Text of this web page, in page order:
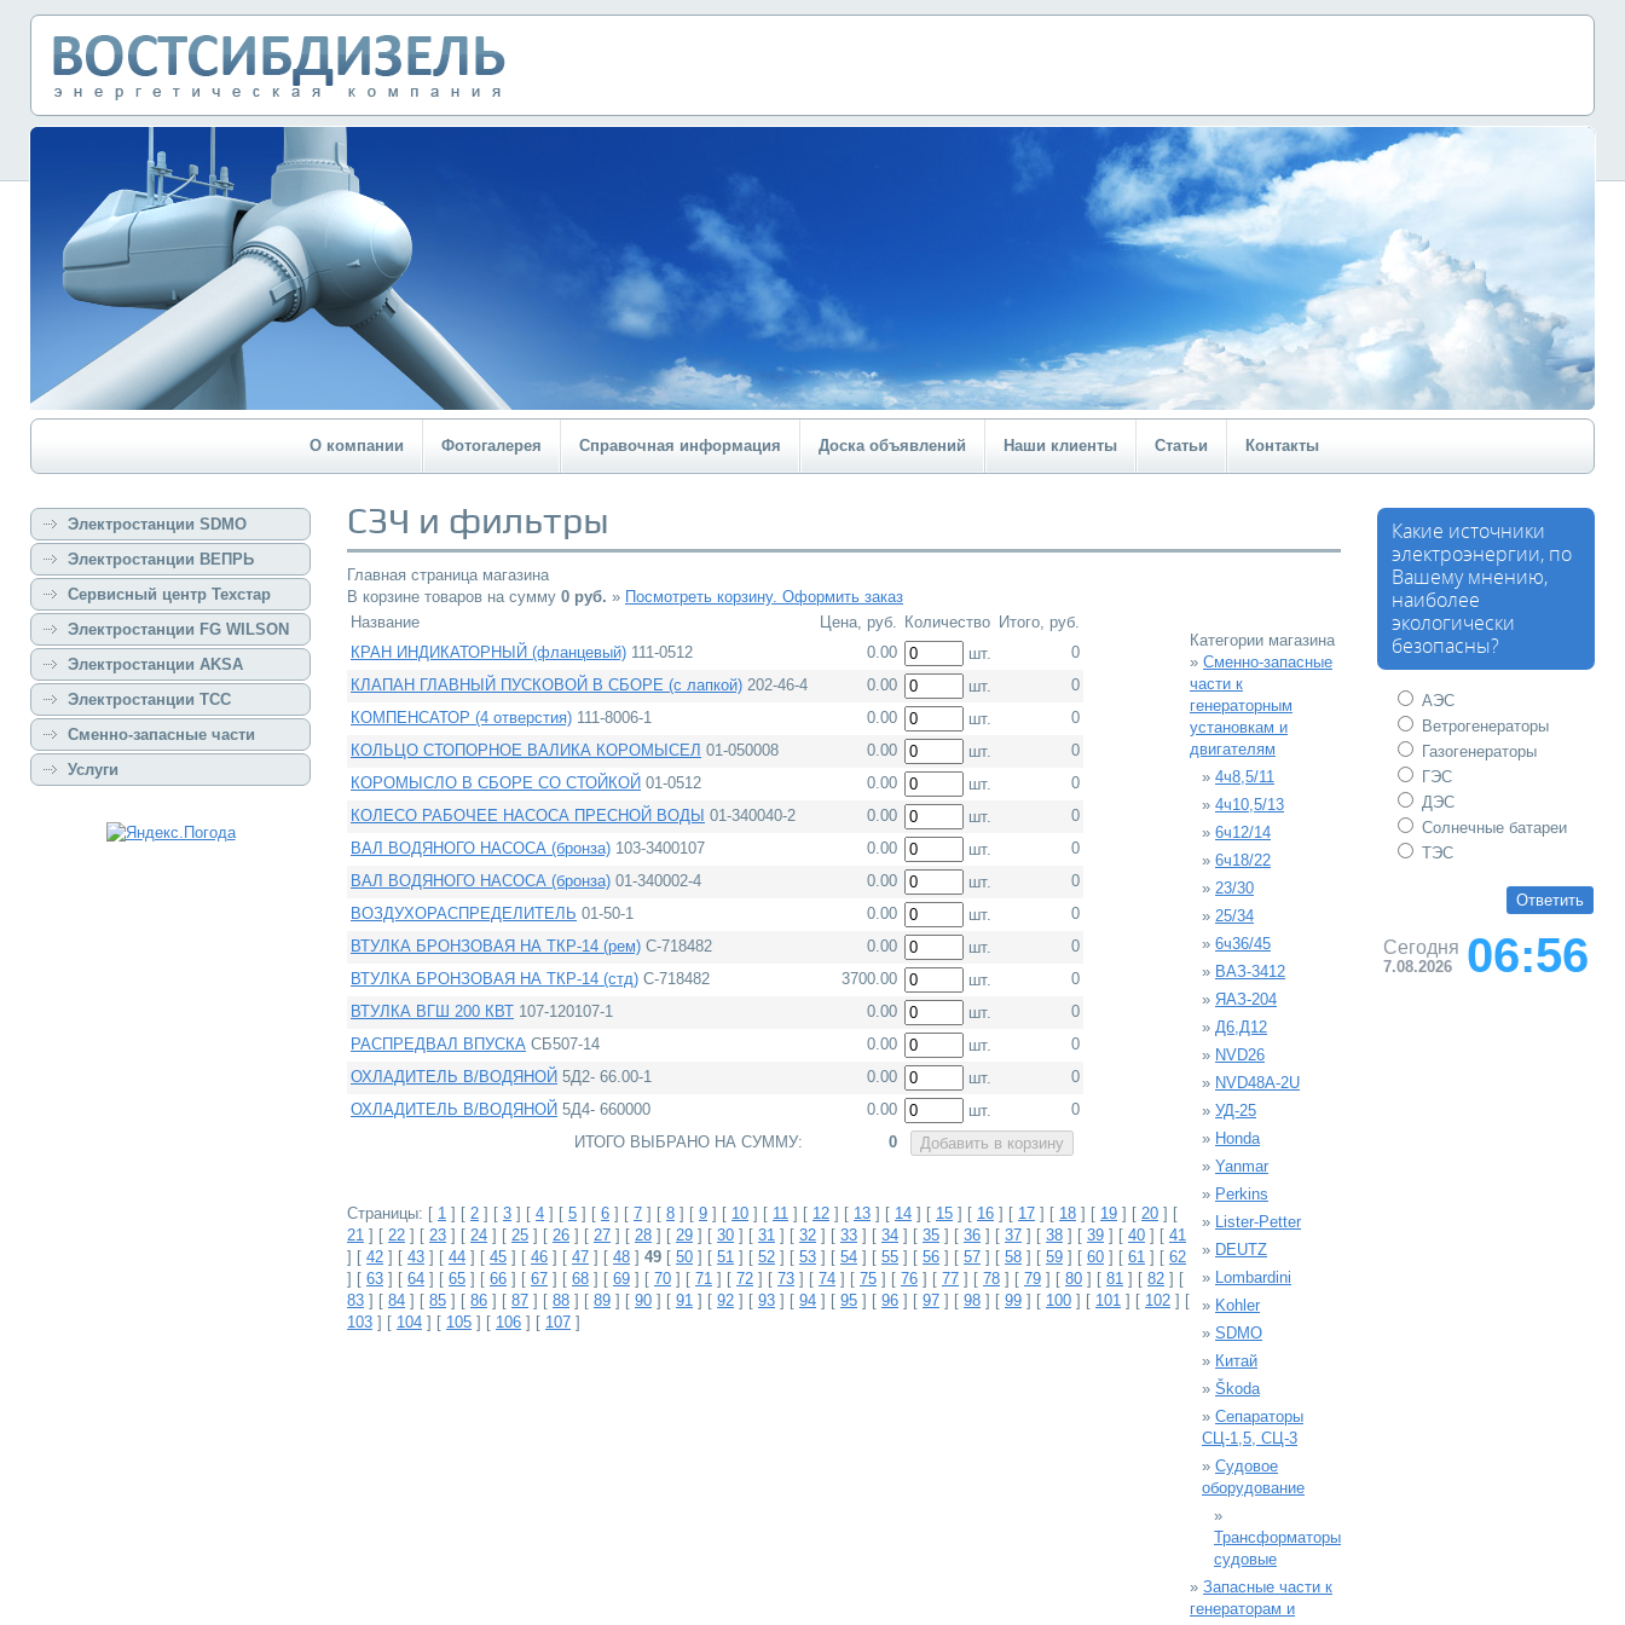
О компании Фотогалерея Справочная информация Доска объявлений Наши клиенты Статьи Контакты
Электростанции SDMO
Электростанции ВЕПРЬ
Сервисный центр Техстар
Электростанции FG WILSON
Электростанции AKSA
Электростанции ТСС
Сменно-запасные части
Услуги
Какие источники
электроэнергии, по
Вашему мнению,
наиболее
экологически
безопасны?
АЭС
Ветрогенераторы
Газогенераторы
ГЭС
ДЭС
Солнечные батареи
ТЭС
Сегодня
7.08.2026 06:56
СЗЧ и фильтры
Главная страница магазина
В корзине товаров на сумму 0 руб. » Посмотреть корзину. Оформить заказ
Название
Цена, руб. Количество Итого, руб.
КРАН ИНДИКАТОРНЫЙ (фланцевый) 111-0512 0.00 шт.
0
КЛАПАН ГЛАВНЫЙ ПУСКОВОЙ В СБОРЕ (с лапкой) 202-46-4 0.00 шт.
0
КОМПЕНСАТОР (4 отверстия) 111-8006-1 0.00 шт.
0
КОЛЬЦО СТОПОРНОЕ ВАЛИКА КОРОМЫСЕЛ 01-050008 0.00 шт.
0
КОРОМЫСЛО В СБОРЕ СО СТОЙКОЙ 01-0512 0.00 шт.
0
КОЛЕСО РАБОЧЕЕ НАСОСА ПРЕСНОЙ ВОДЫ 01-340040-2 0.00 шт.
0
ВАЛ ВОДЯНОГО НАСОСА (бронза) 103-3400107 0.00 шт.
0
ВАЛ ВОДЯНОГО НАСОСА (бронза) 01-340002-4 0.00 шт.
0
ВОЗДУХОРАСПРЕДЕЛИТЕЛЬ 01-50-1 0.00 шт.
0
ВТУЛКА БРОНЗОВАЯ НА ТКР-14 (рем) С-718482 0.00 шт.
0
ВТУЛКА БРОНЗОВАЯ НА ТКР-14 (стд) С-718482 3700.00 шт.
0
ВТУЛКА ВГШ 200 КВТ 107-120107-1 0.00 шт.
0
РАСПРЕДВАЛ ВПУСКА СБ507-14 0.00 шт.
0
ОХЛАДИТЕЛЬ В/ВОДЯНОЙ 5Д2- 66.00-1 0.00 шт.
0
ОХЛАДИТЕЛЬ В/ВОДЯНОЙ 5Д4- 660000 0.00 шт.
0
ИТОГО ВЫБРАНО НА СУММУ:
0
Страницы: [ 1 ] [ 2 ] [ 3 ] [ 4 ] [ 5 ] [ 6 ] [ 7 ] [ 8 ] [ 9 ] [ 10 ] [ 11 ] [ 12 ] [ 13 ] [ 14 ] [ 15 ] [ 16 ] [ 17 ] [ 18 ] [ 19 ] [ 20 ] [
21 ] [ 22 ] [ 23 ] [ 24 ] [ 25 ] [ 26 ] [ 27 ] [ 28 ] [ 29 ] [ 30 ] [ 31 ] [ 32 ] [ 33 ] [ 34 ] [ 35 ] [ 36 ] [ 37 ] [ 38 ] [ 39 ] [ 40 ] [ 41
] [ 42 ] [ 43 ] [ 44 ] [ 45 ] [ 46 ] [ 47 ] [ 48 ] 49 [ 50 ] [ 51 ] [ 52 ] [ 53 ] [ 54 ] [ 55 ] [ 56 ] [ 57 ] [ 58 ] [ 59 ] [ 60 ] [ 61 ] [ 62
] [ 63 ] [ 64 ] [ 65 ] [ 66 ] [ 67 ] [ 68 ] [ 69 ] [ 70 ] [ 71 ] [ 72 ] [ 73 ] [ 74 ] [ 75 ] [ 76 ] [ 77 ] [ 78 ] [ 79 ] [ 80 ] [ 81 ] [ 82 ] [
83 ] [ 84 ] [ 85 ] [ 86 ] [ 87 ] [ 88 ] [ 89 ] [ 90 ] [ 91 ] [ 92 ] [ 93 ] [ 94 ] [ 95 ] [ 96 ] [ 97 ] [ 98 ] [ 99 ] [ 100 ] [ 101 ] [ 102 ] [
103 ] [ 104 ] [ 105 ] [ 106 ] [ 107 ]
Категории магазина
» Сменно-запасные
части к
генераторным
установкам и
двигателям
» 4ч8,5/11
» 4ч10,5/13
» 6ч12/14
» 6ч18/22
» 23/30
» 25/34
» 6ч36/45
» ВАЗ-3412
» ЯАЗ-204
» Д6,Д12
» NVD26
» NVD48A-2U
» УД-25
» Honda
» Yanmar
» Perkins
» Lister-Petter
» DEUTZ
» Lombardini
» Kohler
» SDMO
» Китай
» Škoda
» Сепараторы
СЦ-1,5, СЦ-3
» Судовое
оборудование
»
Трансформаторы
судовые
» Запасные части к
генераторам и